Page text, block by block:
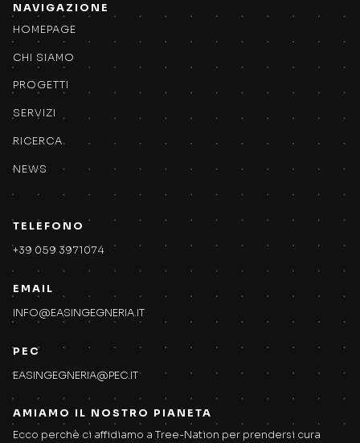
NAVIGAZIONE
HOMEPAGE
CHI SIAMO
PROGETTI
SERVIZI
RICERCA
NEWS
TELEFONO
+39 059 3971074
EMAIL
INFO@EASINGEGNERIA.IT
PEC
EASINGEGNERIA@PEC.IT
AMIAMO IL NOSTRO PIANETA
Ecco perchè ci affidiamo a Tree-Nation per prendersi cura